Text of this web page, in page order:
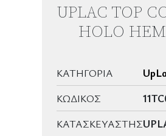
UPLAC TOP
HOLO
ΚΑΤΗΓΟΡΊΑ
ΚΩΔΙΚΌΣ
ΚΑΤΑΣΚΕΥΑΣΤΉΣ